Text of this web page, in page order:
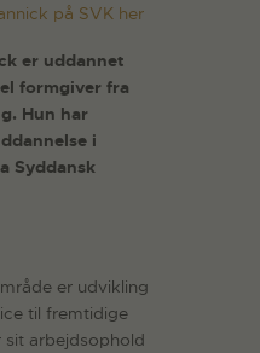
på SVK her
er uddannet
formgiver fra
Hun har
i
Syddansk
er udvikling
til fremtidige
sit arbejdsophold